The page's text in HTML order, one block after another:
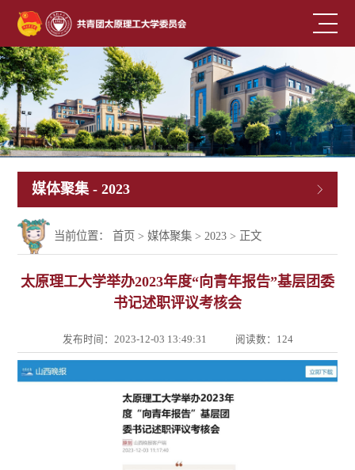
媒体聚集 - 2023
当前位置：首页 >媒体聚集 >2023 > 正文
太原理工大学举办2023年度“向青年报告”基层团委
书记述职评议考核会
发布时间：2023-12-03 13:49:31 阅读数： 124